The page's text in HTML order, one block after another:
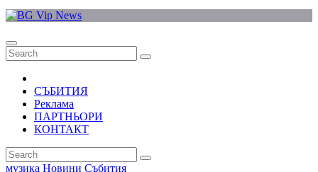
СЪБИТИЯ
Реклама
ПАРТНЬОРИ
КОНТАКТ
музика Новини Събития